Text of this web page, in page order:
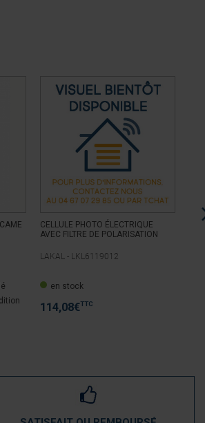
CELLULE PHOTO ÉLECTRIQUE
AVEC FILTRE DE POLARISATION
LAKAL - LKL6119012
en stock
114,08€TTC